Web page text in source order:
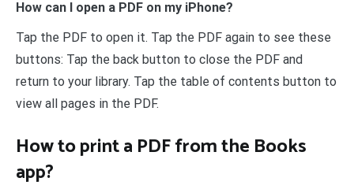
How can I open a PDF on my iPhone?
Tap the PDF to open it. Tap the PDF again to see these
buttons: Tap the back button to close the PDF and
return to your library. Tap the table of contents button to
view all pages in the PDF.
How to print a PDF from the Books
app?